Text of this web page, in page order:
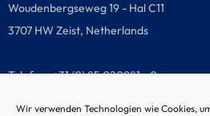
Wir verwenden Technologien wie Cookies,
Woudenbergseweg 19 - Hal C11
3707 HW Zeist, Netherlands
Telefon: +31 (0) 85 020981 - 0